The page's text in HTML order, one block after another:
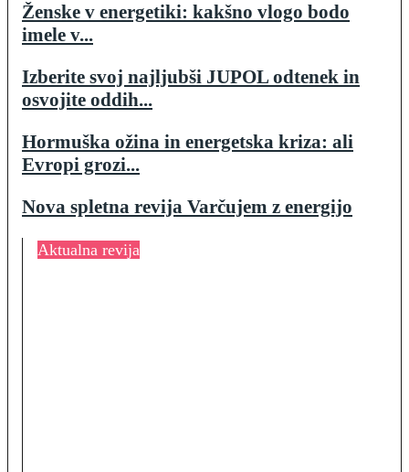
Ženske v energetiki: kakšno vlogo bodo
imele v...
Izberite svoj najljubši JUPOL odtenek in
osvojite oddih...
Hormuška ožina in energetska kriza: ali
Evropi grozi...
Nova spletna revija Varčujem z energijo
Aktualna revija